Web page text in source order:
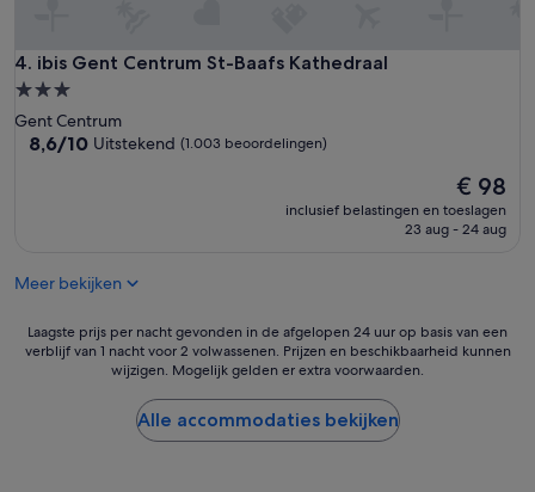
4. ibis Gent Centrum St-Baafs Kathedraal
ibis Gent Centrum St-Baafs Kathedraal
3.0-
sterrenaccommodatie
Gent Centrum
8.6
8,6/10 Uitstekend (1.003 beoordelingen)
De
prijs
is
€ 98
inclusief belastingen en toeslagen
23 aug - 24 aug
Meer bekijken
Laagste
prijs
Laagste prijs per nacht gevonden in de afgelopen 24 uur op basis van een
verblijf van 1 nacht voor 2 volwassenen. Prijzen en beschikbaarheid kunnen
wijzigen. Mogelijk gelden er extra voorwaarden.
Alle accommodaties bekijken